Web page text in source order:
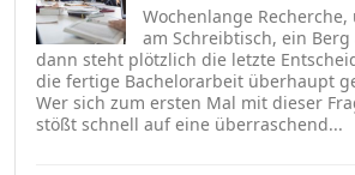
Wochenlange
am Schreibtisch, ein
dann steht plötzlich die letzte
die fertige Bachelorarbeit überhaupt
Wer sich zum ersten Mal mit dieser
stößt schnell auf eine überraschend...